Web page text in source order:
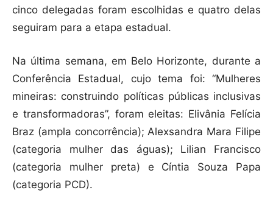
cinco delegadas foram escolhidas e quatro delas
seguiram para a etapa estadual.
Na última semana, em Belo Horizonte, durante a
Conferência Estadual, cujo tema foi: “Mulheres
mineiras: construindo políticas públicas inclusivas
e transformadoras”, foram eleitas: Elivânia Felícia
Braz (ampla concorrência); Alexsandra Mara Filipe
(categoria mulher das águas); Lilian Francisco
(categoria mulher preta) e Cíntia Souza Papa
(categoria PCD).